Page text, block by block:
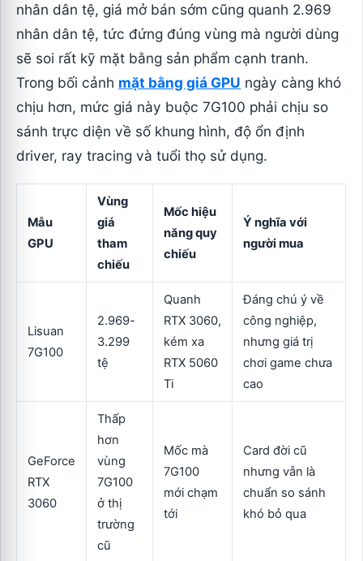
nhân dân tệ, giá mở bán sớm cũng quanh 2.969
nhân dân tệ, tức đứng đúng vùng mà người dùng
sẽ soi rất kỹ mặt bằng sản phẩm cạnh tranh.
Trong bối cảnh mặt bằng giá GPU ngày càng khó
chịu hơn, mức giá này buộc 7G100 phải chịu so
sánh trực diện về số khung hình, độ ổn định
driver, ray tracing và tuổi thọ sử dụng.
Mẫu
GPU
Vùng
giá
tham
chiếu
Mốc hiệu
năng quy
chiếu
Ý nghĩa với
người mua
Lisuan
7G100
2.969-
3.299
tệ
Quanh
RTX 3060,
kém xa
RTX 5060
Ti
Đáng chú ý về
công nghiệp,
nhưng giá trị
chơi game chưa
cao
GeForce
RTX
3060
Thấp
hơn
vùng
7G100
ở thị
trường
cũ
Mốc mà
7G100
mới chạm
tới
Card đời cũ
nhưng vẫn là
chuẩn so sánh
khó bỏ qua